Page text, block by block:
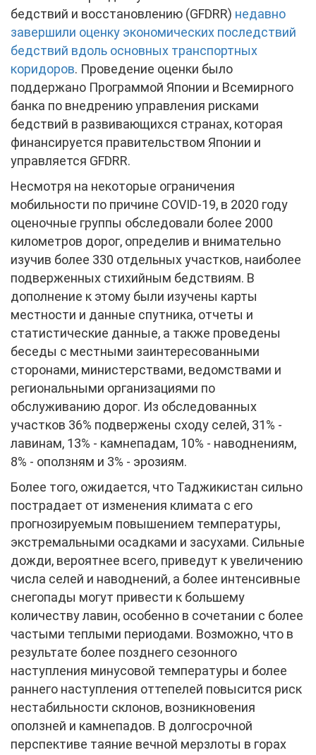
бедствий и восстановлению (GFDRR) недавно
завершили оценку экономических последствий
бедствий вдоль основных транспортных
коридоров. Проведение оценки было
поддержано Программой Японии и Всемирного
банка по внедрению управления рисками
бедствий в развивающихся странах, которая
финансируется правительством Японии и
управляется GFDRR.
Несмотря на некоторые ограничения
мобильности по причине COVID-19, в 2020 году
оценочные группы обследовали более 2000
километров дорог, определив и внимательно
изучив более 330 отдельных участков, наиболее
подверженных стихийным бедствиям. В
дополнение к этому были изучены карты
местности и данные спутника, отчеты и
статистические данные, а также проведены
беседы с местными заинтересованными
сторонами, министерствами, ведомствами и
региональными организациями по
обслуживанию дорог. Из обследованных
участков 36% подвержены сходу селей, 31% -
лавинам, 13% - камнепадам, 10% - наводнениям,
8% - оползням и 3% - эрозиям.
Более того, ожидается, что Таджикистан сильно
пострадает от изменения климата с его
прогнозируемым повышением температуры,
экстремальными осадками и засухами. Сильные
дожди, вероятнее всего, приведут к увеличению
числа селей и наводнений, а более интенсивные
снегопады могут привести к большему
количеству лавин, особенно в сочетании с более
частыми теплыми периодами. Возможно, что в
результате более позднего сезонного
наступления минусовой температуры и более
раннего наступления оттепелей повысится риск
нестабильности склонов, возникновения
оползней и камнепадов. В долгосрочной
перспективе таяние вечной мерзлоты в горах